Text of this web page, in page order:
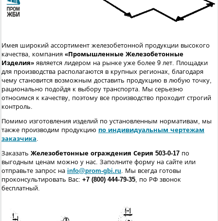
Имея широкий ассортимент железобетонной продукции высокого
качества, компания «Промышленные Железобетонные
Изделия» является лидером на рынке уже более 9 лет. Площадки
для производства располагаются в крупных регионах, благодаря
чему становится возможным доставить продукцию в любую точку,
рационально подойдя к выбору транспорта. Мы серьезно
относимся к качеству, поэтому все производство проходит строгий
контроль.
Помимо изготовления изделий по установленным нормативам, мы
также производим продукцию по индивидуальным чертежам
заказчика.
Заказать Железобетонные ограждения Серия 503-0-17 по
выгодным ценам можно у нас. Заполните форму на сайте или
отправьте запрос на info@prom-gbi.ru. Мы всегда готовы
проконсультировать Вас: +7 (800) 444-79-35, по РФ звонок
бесплатный.